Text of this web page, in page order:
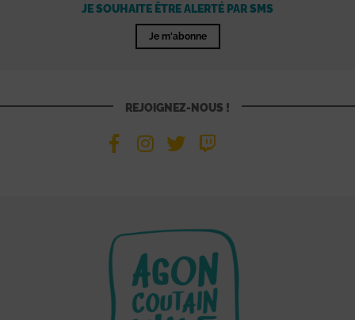
JE SOUHAITE ÊTRE ALERTÉ PAR SMS
Je m'abonne
REJOIGNEZ-NOUS !